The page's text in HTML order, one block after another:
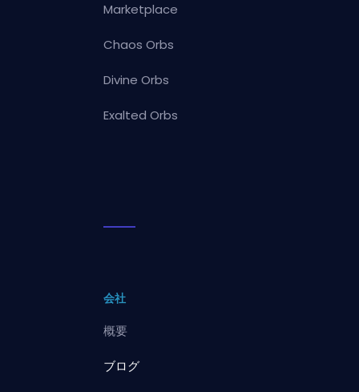
Marketplace
Chaos Orbs
Divine Orbs
Exalted Orbs
会社
概要
ブログ